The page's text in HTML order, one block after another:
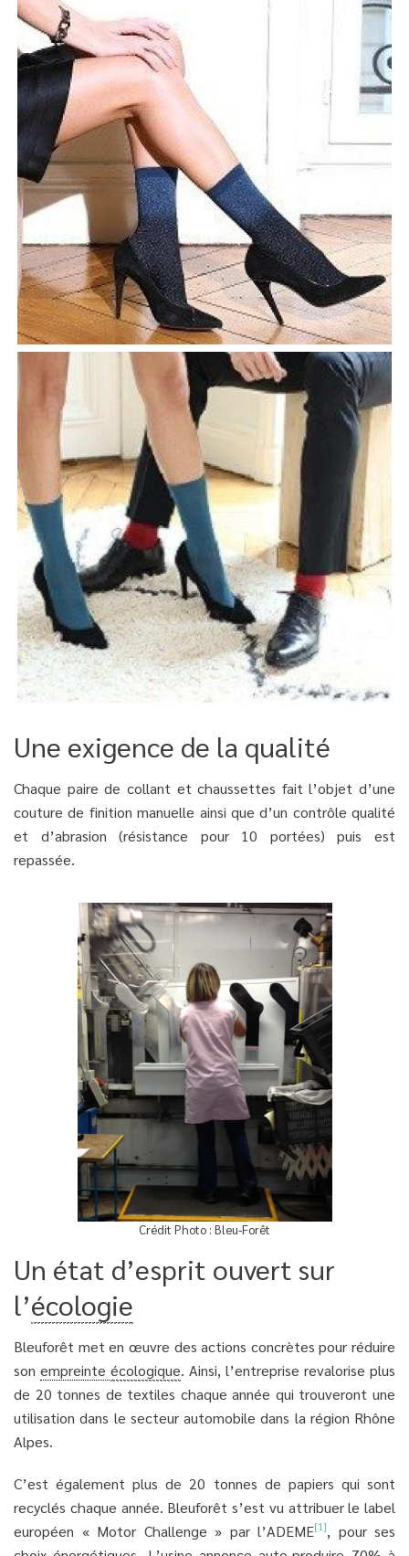
Une exigence de la qualité
Chaque paire de collant et chaussettes fait l’objet d’une
couture de finition manuelle ainsi que d’un contrôle qualité
et d’abrasion (résistance pour 10 portées) puis est
repassée.
Crédit Photo : Bleu-Forêt
Un état d’esprit ouvert sur
l’écologie
Bleuforêt met en œuvre des actions concrètes pour réduire
son empreinte écologique. Ainsi, l’entreprise revalorise plus
de 20 tonnes de textiles chaque année qui trouveront une
utilisation dans le secteur automobile dans la région Rhône
Alpes.
C’est également plus de 20 tonnes de papiers qui sont
recyclés chaque année. Bleuforêt s’est vu attribuer le label
européen « Motor Challenge » par l’ADEME[1], pour ses